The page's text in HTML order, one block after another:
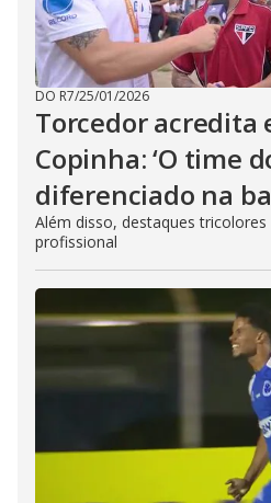
DO R7/25/01/2026
Torcedor acredita
Copinha: ‘O time
diferenciado na
Além disso, destaques
profissional